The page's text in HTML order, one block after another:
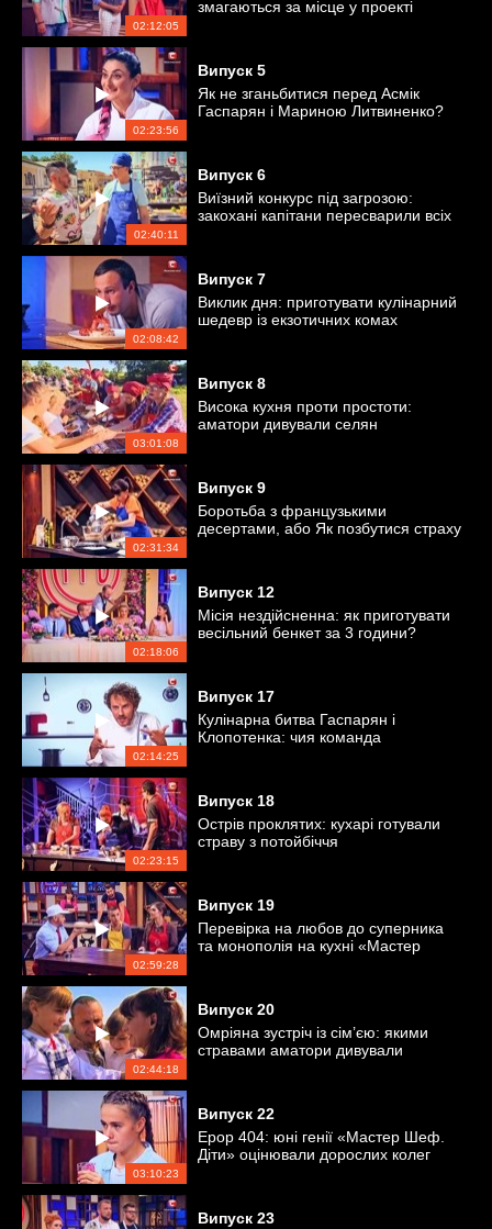
02:12:05
змагаються за місце у проекті
02:23:56
Випуск 5
Як не зганьбитися перед Асмік
Гаспарян і Мариною Литвиненко?
02:40:11
Випуск 6
Виїзний конкурс під загрозою:
закохані капітани пересварили всіх
02:08:42
Випуск 7
Виклик дня: приготувати кулінарний
шедевр із екзотичних комах
03:01:08
Випуск 8
Висока кухня проти простоти:
аматори дивували селян
02:31:34
Випуск 9
Боротьба з французькими
десертами, або Як позбутися страху
02:18:06
Випуск 12
Місія нездійсненна: як приготувати
весільний бенкет за 3 години?
02:14:25
Випуск 17
Кулінарна битва Гаспарян і
Клопотенка: чия команда
02:23:15
Випуск 18
Острів проклятих: кухарі готували
страву з потойбіччя
02:59:28
Випуск 19
Перевірка на любов до суперника
та монополія на кухні «Мастер
02:44:18
Випуск 20
Омріяна зустріч із сім’єю: якими
стравами аматори дивували
03:10:23
Випуск 22
Ерор 404: юні генії «Мастер Шеф.
Діти» оцінювали дорослих колег
Випуск 23